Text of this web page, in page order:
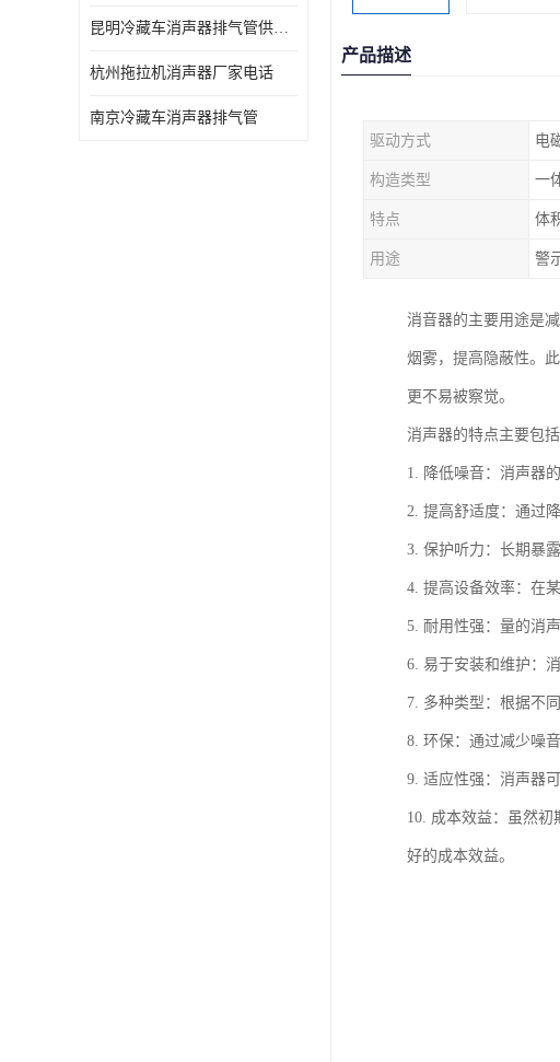
昆明冷藏车消声器排气管供货商 可定制
杭州拖拉机消声器厂家电话
南京冷藏车消声器排气管
产品描述
驱动方式 电
构造类型 一
特点 体
用途 警
消音器的主要用途是
烟雾，提高隐蔽性。
更不易被察觉。
消声器的特点主要包括
1. 降低噪音：消声器
2. 提高舒适度：通过
3. 保护听力：长期暴
4. 提高设备效率：在
5. 耐用性强：量的消
6. 易于安装和维护：
7. 多种类型：根据不
8. 环保：通过减少噪
9. 适应性强：消声器
10. 成本效益：虽然
好的成本效益。